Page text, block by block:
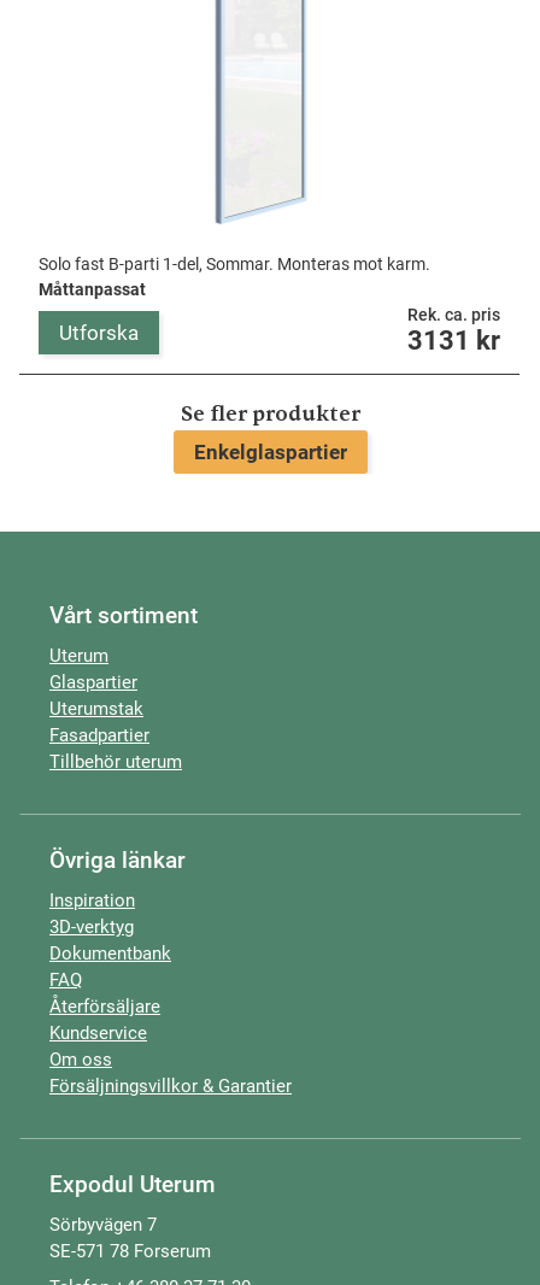
Solo fast B-parti 1-del, Sommar. Monteras mot karm.
Måttanpassat
Utforska
Rek. ca. pris
3131 kr
Se fler produkter
Enkelglaspartier
Vårt sortiment
Uterum
Glaspartier
Uterumstak
Fasadpartier
Tillbehör uterum
Övriga länkar
Inspiration
3D-verktyg
Dokumentbank
FAQ
Återförsäljare
Kundservice
Om oss
Försäljningsvillkor & Garantier
Expodul Uterum
Sörbyvägen 7
SE-571 78 Forserum